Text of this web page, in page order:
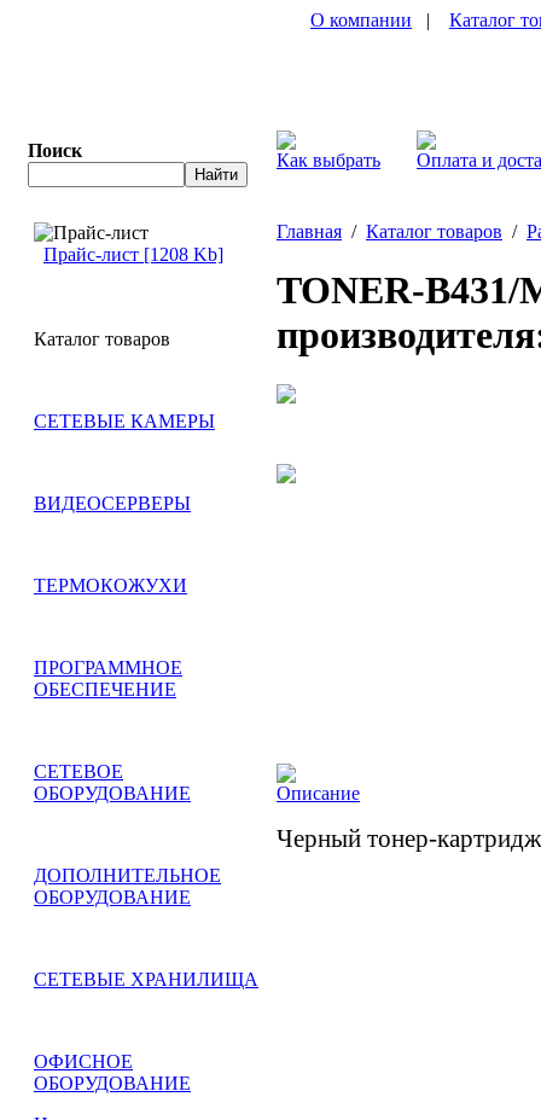
Поиск
О компании | Каталог
Как выбрать Оплата и
Прайс-лист [1208 Kb]
Каталог товаров
СЕТЕВЫЕ КАМЕРЫ
ВИДЕОСЕРВЕРЫ
ТЕРМОКОЖУХИ
ПРОГРАММНОЕ
ОБЕСПЕЧЕНИЕ
СЕТЕВОЕ
ОБОРУДОВАНИЕ
ДОПОЛНИТЕЛЬНОЕ
ОБОРУДОВАНИЕ
СЕТЕВЫЕ ХРАНИЛИЩА
ОФИСНОЕ
ОБОРУДОВАНИЕ
Главная / Каталог товаров /
TONER-B431/
Описание
Черный тонер-